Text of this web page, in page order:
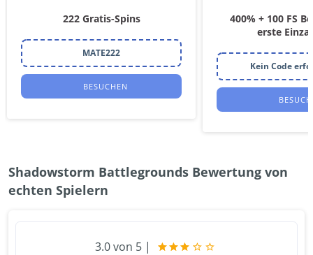
222 Gratis-Spins
MATE222
BESUCHEN
400% + 100 FS
erste
Kein Code
Shadowstorm Battlegrounds Bewertung von
echten Spielern
3.0von 5 |